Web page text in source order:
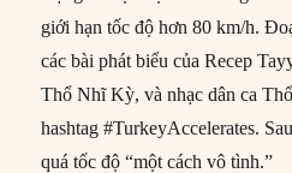
giới hạn tốc độ hơn 80 km/h.
các bài phát biểu của Recep
Thổ Nhĩ Kỳ, và nhạc dân ca
hashtag #TurkeyAccelerates.
quá tốc độ “một cách vô tình.”